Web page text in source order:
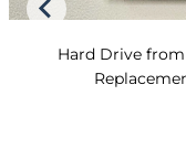
Hard Drive from